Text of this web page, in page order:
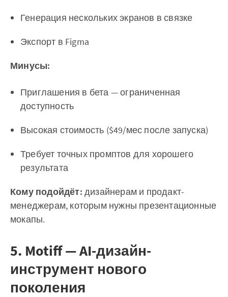
Генерация нескольких экранов в связке
Экспорт в Figma
Минусы:
Приглашения в бета — ограниченная
доступность
Высокая стоимость ($49/мес после запуска)
Требует точных промптов для хорошего
результата
Кому подойдёт: дизайнерам и продакт-
менеджерам, которым нужны презентационные
мокапы.
5. Motiff — AI-дизайн-
инструмент нового
поколения